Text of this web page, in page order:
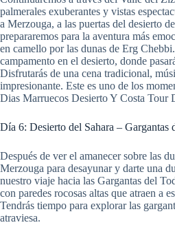
palmerales exuberantes y vistas
a Merzouga, a las puertas del desierto
prepararemos para la aventura más
en camello por las dunas de Erg
campamento en el desierto, donde
Disfrutarás de una cena tradicional,
impresionante. Este es uno de los
Dias Marruecos Desierto Y Costa Tour
Día 6: Desierto del Sahara – Gargantas
Después de ver el amanecer sobre las
Merzouga para desayunar y darte una
nuestro viaje hacia las Gargantas del
con paredes rocosas altas que atraen a
Tendrás tiempo para explorar las
atraviesa.